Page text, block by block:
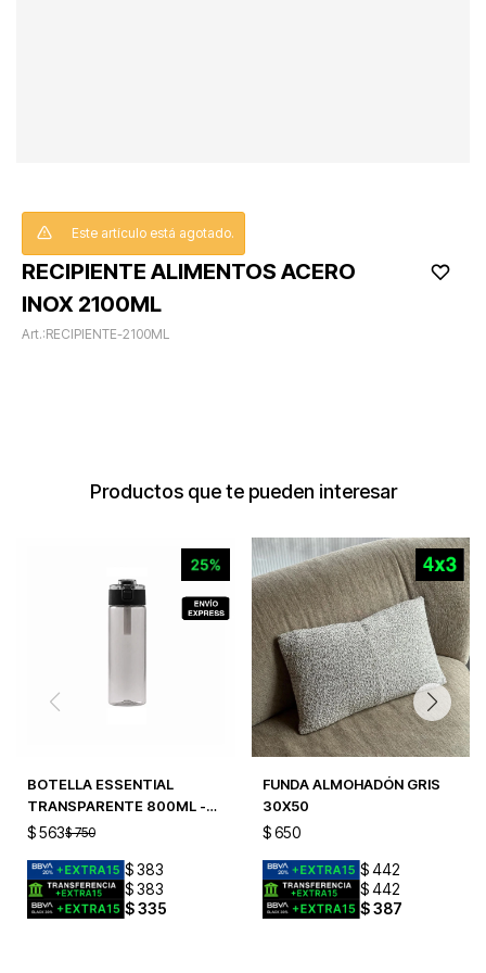
RECIPIENTE ALIMENTOS ACERO
INOX 2100ML
RECIPIENTE-2100ML
Este artículo está agotado.
Productos que te pueden interesar
BOTELLA ESSENTIAL
TRANSPARENTE 800ML -
BLACK
$563$ 750
$383
$383
$335
FUNDA ALMOHADÓN GRIS
30X50
$ 650
$ 442
$ 442
$ 387